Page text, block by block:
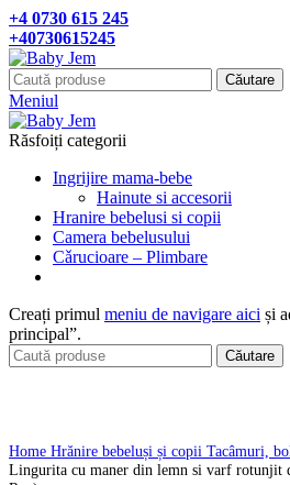
+4 0730 615 245
+40730615245
Căutare
Meniul
Răsfoiți categorii
Ingrijire mama-bebe
Hainute si accesorii
Hranire bebelusi si copii
Camera bebelusului
Cǎrucioare – Plimbare
Creați primul meniu de navigare aici și
principal”.
Căutare
Home Hrănire bebeluși și copii Tacâmuri,
Lingurita cu maner din lemn si varf rotunjit